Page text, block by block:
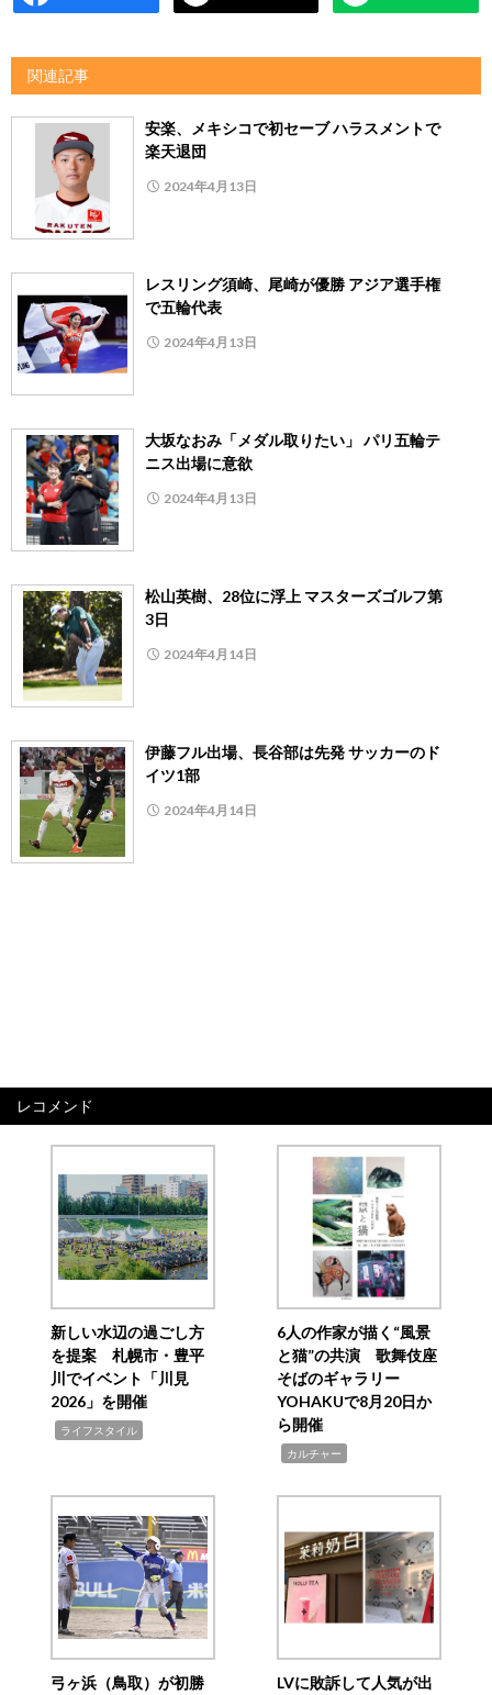
関連記事
安楽、メキシコで初セーブ ハラスメントで
楽天退団
2024年4月13日
レスリング須崎、尾崎が優勝 アジア選手権
で五輪代表
2024年4月13日
大坂なおみ「メダル取りたい」 パリ五輪テ
ニス出場に意欲
2024年4月13日
松山英樹、28位に浮上 マスターズゴルフ第
3日
2024年4月14日
伊藤フル出場、長谷部は先発 サッカーのド
イツ1部
2024年4月14日
レコメンド
新しい水辺の過ごし方
を提案 札幌市・豊平
川でイベント「川見
2026」を開催
ライフスタイル
6人の作家が描く“風景
と猫”の共演 歌舞伎座
そばのギャラリー
YOHAKUで8月20日か
ら開催
カルチャー
弓ヶ浜（鳥取）が初勝 LVに敗訴して人気が出